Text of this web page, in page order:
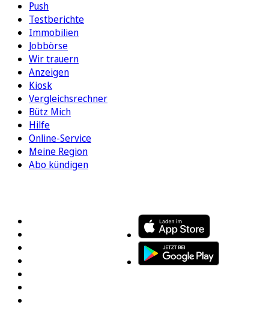
Push
Testberichte
Immobilien
Jobbörse
Wir trauern
Anzeigen
Kiosk
Vergleichsrechner
Bütz Mich
Hilfe
Online-Service
Meine Region
Abo kündigen